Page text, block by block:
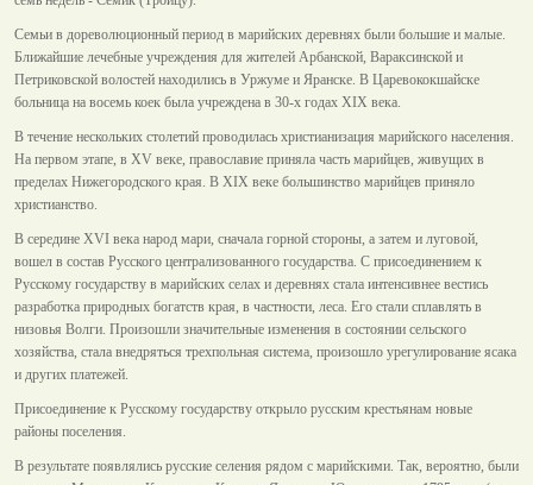
Семьи в дореволюционный период в марийских деревнях были большие и малые.
Ближайшие лечебные учреждения для жителей Арбанской, Вараксинской и
Петриковской волостей находились в Уржуме и Яранске. В Царевококшайске
больница на восемь коек была учреждена в 30-х годах XIX века.
В течение нескольких столетий проводилась христианизация марийского населения.
На первом этапе, в XV веке, православие приняла часть марийцев, живущих в
пределах Нижегородского края. В XIX веке большинство марийцев приняло
христианство.
В середине XVI века народ мари, сначала горной стороны, а затем и луговой,
вошел в состав Русского централизованного государства. С присоединением к
Русскому государству в марийских селах и деревнях стала интенсивнее вестись
разработка природных богатств края, в частности, леса. Его стали сплавлять в
низовья Волги. Произошли значительные изменения в состоянии сельского
хозяйства, стала внедряться трехпольная система, произошло урегулирование ясака
и других платежей.
Присоединение к Русскому государству открыло русским крестьянам новые
районы поселения.
В результате появлялись русские селения рядом с марийскими. Так, вероятно, были